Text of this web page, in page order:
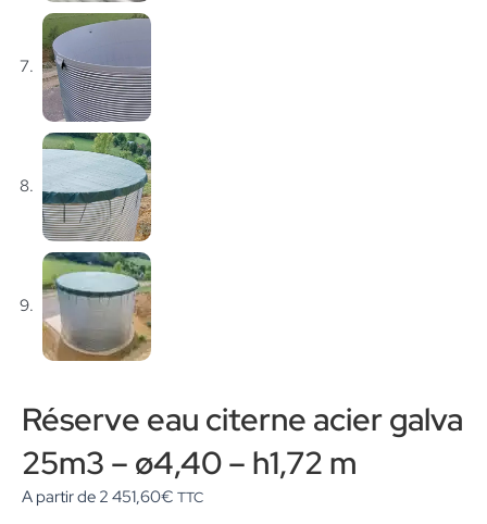
Réserve eau citerne acier galva
25m3 – ø4,40 – h1,72 m
A partir de 2 451,60€ TTC